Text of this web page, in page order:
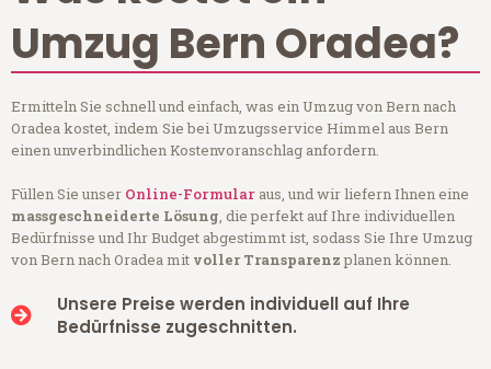
Umzug Bern Oradea?
Ermitteln Sie schnell und einfach, was ein Umzug von Bern nach
Oradea kostet, indem Sie bei Umzugsservice Himmel aus Bern
einen unverbindlichen Kostenvoranschlag anfordern.
Füllen Sie unser Online-Formular aus, und wir liefern Ihnen eine
massgeschneiderte Lösung, die perfekt auf Ihre individuellen
Bedürfnisse und Ihr Budget abgestimmt ist, sodass Sie Ihre Umzug
von Bern nach Oradea mit voller Transparenzplanen können.
Unsere Preise werden individuell auf Ihre
Bedürfnisse zugeschnitten.